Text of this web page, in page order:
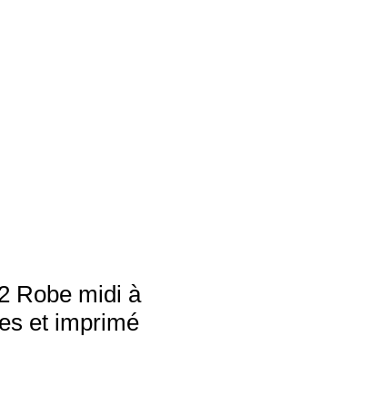
Robe midi à
et imprimé